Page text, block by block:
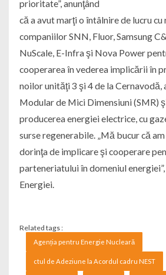
prioritate”, anunţând
că a avut marţi o întâlnire de lucru
companiilor SNN, Fluor, Samsung
NuScale, E-Infra şi Nova Power
cooperarea în vederea implicării în
noilor unităţi 3 şi 4 de la Cernavodă,
Modular de Mici Dimensiuni (SMR)
producerea energiei electrice, cu
surse regenerabile. „Mă bucur că
dorinţa de implicare şi cooperare
parteneriatului în domeniul
Energiei.
Related tags :
Agenția pentru Energie Nucleară
ctul de Adeziune la Acordul cadru NEST